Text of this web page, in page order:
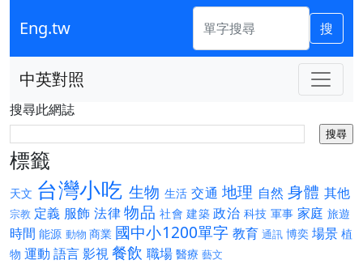
Eng.tw 搜
中英對照
搜尋此網誌
標籤
天文 台灣小吃 生物 生活 交通 地理 自然 身體 其他
宗教 定義 服飾 法律物品 社會 建築 政治 科技 軍事 家庭 旅遊
時間 能源 動物 商業 國中小1200單字 教育 通訊 博奕 場景 植
物 運動 語言影視餐飲 職場 醫療 藝文